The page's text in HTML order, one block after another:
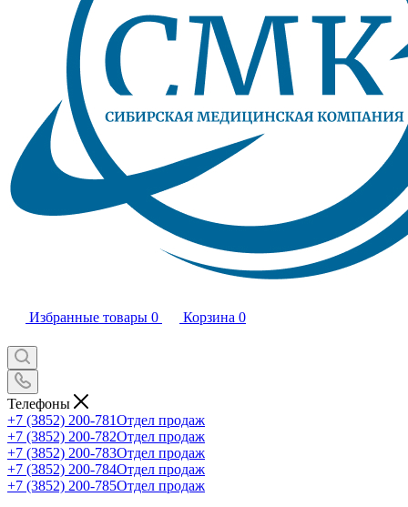
Избранные товары 0 Корзина 0
Телефоны
+7 (3852) 200-781Отдел продаж
+7 (3852) 200-782Отдел продаж
+7 (3852) 200-783Отдел продаж
+7 (3852) 200-784Отдел продаж
+7 (3852) 200-785Отдел продаж